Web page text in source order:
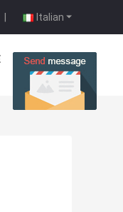
Italian
|
CASI